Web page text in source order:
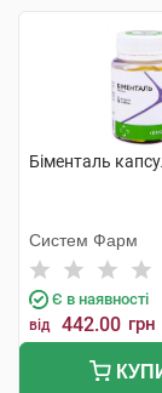
Біменталь
Систем Фарм
Є в наявності
від 442.00 грн